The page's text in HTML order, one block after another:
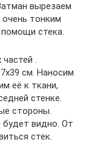
вырезаем
тонким
стека.
.
см. Наносим
её к ткани,
стенке.
стороны.
будет видно. От
стек.